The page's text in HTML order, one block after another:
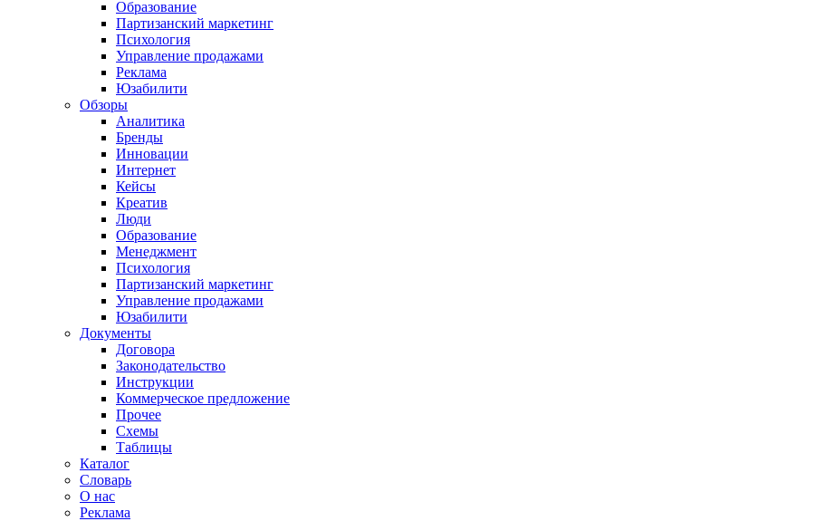
Образование
Партизанский маркетинг
Психология
Управление продажами
Реклама
Юзабилити
Обзоры
Аналитика
Бренды
Инновации
Интернет
Кейсы
Креатив
Люди
Образование
Менеджмент
Психология
Партизанский маркетинг
Управление продажами
Юзабилити
Документы
Договора
Законодательство
Инструкции
Коммерческое предложение
Прочее
Схемы
Таблицы
Каталог
Словарь
О нас
Реклама